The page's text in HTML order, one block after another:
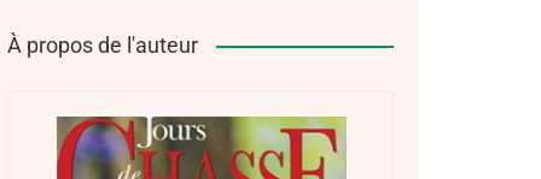
pratiques
À propos de l'auteur